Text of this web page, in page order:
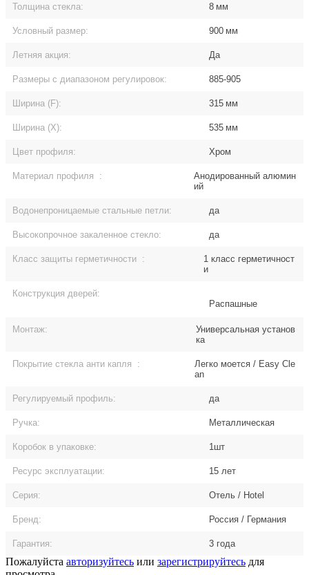
Толщина стекла: 8 мм
Условный размер: 900 мм
Летняя акция: Да
Размеры с диапазоном регулировок: 885-905
Ширина (F): 315 мм
Ширина (Х): 535 мм
Цвет профиля: Хром
Материал профиля :
Анодированный алюмин
ий
Водонепроницаемые стальные петли: да
Высокопрочное закаленное стекло: да
Класс защиты герметичности :
1 класс герметичност
и
Конструкция дверей:
Распашные
Монтаж:
Универсальная установ
ка
Покрытие стекла анти капля :
Легко моется / Easy Cle
an
Регулируемый профиль: да
Ручка: Металлическая
Коробок в упаковке: 1шт
Ресурс эксплуатации: 15 лет
Серия: Отель / Hotel
Бренд: Россия / Германия
Гарантия: 3 года
Пожалуйста авторизуйтесь или зарегистрируйтесь для